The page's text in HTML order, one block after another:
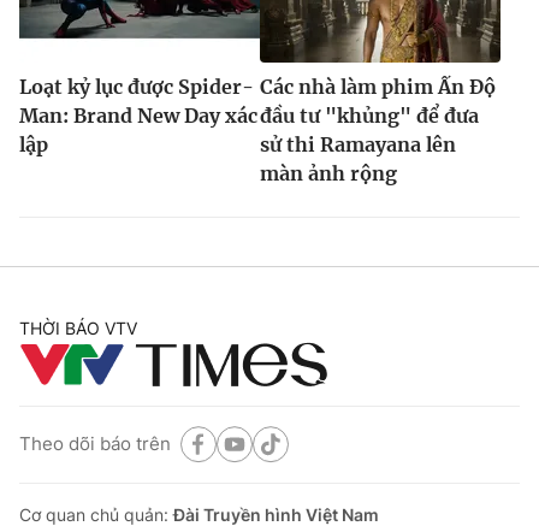
Loạt kỷ lục được Spider-
Man: Brand New Day xác
lập
Các nhà làm phim Ấn Độ
đầu tư "khủng" để đưa
sử thi Ramayana lên
màn ảnh rộng
THỜI BÁO VTV
Theo dõi báo trên
Cơ quan chủ quản:Đài Truyền hình Việt Nam